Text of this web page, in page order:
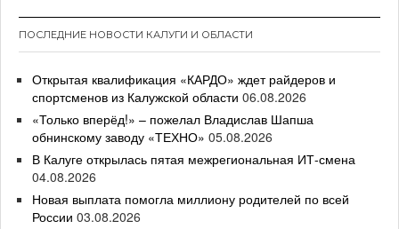
ПОСЛЕДНИЕ НОВОСТИ КАЛУГИ И ОБЛАСТИ
Открытая квалификация «КАРДО» ждет райдеров и
спортсменов из Калужской области 06.08.2026
«Только вперёд!» – пожелал Владислав Шапша
обнинскому заводу «ТЕХНО» 05.08.2026
В Калуге открылась пятая межрегиональная ИТ-смена
04.08.2026
Новая выплата помогла миллиону родителей по всей
России 03.08.2026